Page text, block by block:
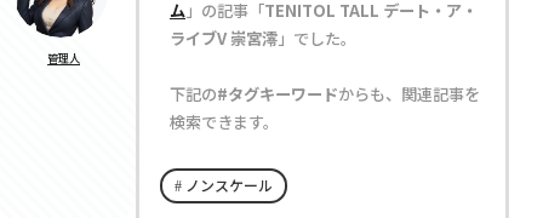
管理人
ム」の記事「TENITOL TALL デート・ア・
ライブV 崇宮澪」でした。
下記の#タグキーワードからも、関連記事を
検索できます。
ノンスケール